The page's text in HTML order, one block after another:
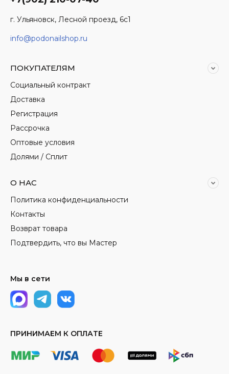
г. Ульяновск, Лесной проезд, 6с1
info@podonailshop.ru
ПОКУПАТЕЛЯМ
Социальный контракт
Доставка
Регистрация
Рассрочка
Оптовые условия
Долями / Сплит
О НАС
Политика конфиденциальности
Контакты
Возврат товара
Подтвердить, что вы Мастер
Мы в сети
ПРИНИМАЕМ К ОПЛАТЕ